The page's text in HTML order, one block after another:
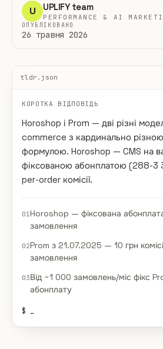
U UPLIFY team
PERFORMANCE & AI
ОПУБЛІКОВАНО
26 травня 2026
tldr.json
КОРОТКА ВІДПОВІДЬ
Horoshop і Prom — дві різні
commerce з кардинально
формулою. Horoshop — CMS на
фіксованою абонплатою (288-3
per-order комісії.
01Horoshop — фіксована абонплата
замовлення
02Prom з 21.07.2025 — 10 грн
замовлення
03Від ~1 000 замовлень/міс фікс
абонплату
$